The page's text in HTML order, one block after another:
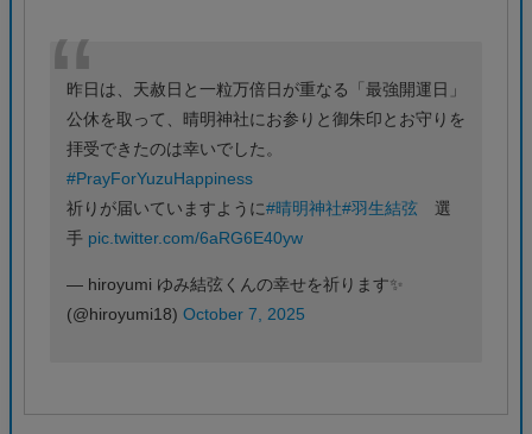
昨日は、天赦日と一粒万倍日が重なる「最強開運日」
公休を取って、晴明神社にお参りと御朱印とお守りを
拝受できたのは幸いでした。
#PrayForYuzuHappiness
祈りが届いていますように#晴明神社#羽生結弦 選
手 pic.twitter.com/6aRG6E40yw
— hiroyumi ゆみ結弦くんの幸せを祈ります✨
(@hiroyumi18) October 7, 2025